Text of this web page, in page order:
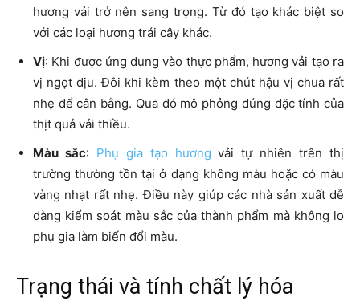
hương vải trở nên sang trọng. Từ đó tạo khác biệt so
với các loại hương trái cây khác.
Vị: Khi được ứng dụng vào thực phẩm, hương vải tạo ra
vị ngọt dịu. Đôi khi kèm theo một chút hậu vị chua rất
nhẹ để cân bằng. Qua đó mô phỏng đúng đặc tính của
thịt quả vải thiều.
Màu sắc: Phụ gia tạo hương vải tự nhiên trên thị
trường thường tồn tại ở dạng không màu hoặc có màu
vàng nhạt rất nhẹ. Điều này giúp các nhà sản xuất dễ
dàng kiểm soát màu sắc của thành phẩm mà không lo
phụ gia làm biến đổi màu.
Trạng thái và tính chất lý hóa